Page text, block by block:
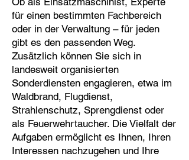
für einen bestimmten Fachbereich
oder in der Verwaltung – für jeden
gibt es den passenden Weg.
Zusätzlich können Sie sich in
landesweit organisierten
Sonderdiensten engagieren, etwa im
Waldbrand, Flugdienst,
Strahlenschutz, Sprengdienst oder
als Feuerwehrtaucher. Die Vielfalt der
Aufgaben ermöglicht es Ihnen, Ihren
Interessen nachzugehen und Ihre